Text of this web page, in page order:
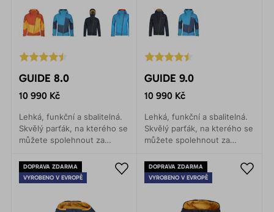
GUIDE 8.0
10 990 Kč
Lehká, funkční a sbalitelná.
Skvělý parťák, na kterého se
můžete spolehnout za
vydáte na horskou expedici,
ledolezení, skialpinismus
GUIDE 9.0
10 990 Kč
Lehká, funkční a sbalitelná.
Skvělý parťák, na kterého se
můžete spolehnout za
vydáte na horskou expedici,
ledolezení, skialpinismus
DOPRAVA ZDARMA
VYROBENO V EVROPĚ
DOPRAVA ZDARMA
VYROBENO V EVROPĚ